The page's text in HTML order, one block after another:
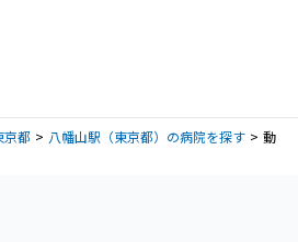
京都 八幡山駅（東京都）の病院を探す
動